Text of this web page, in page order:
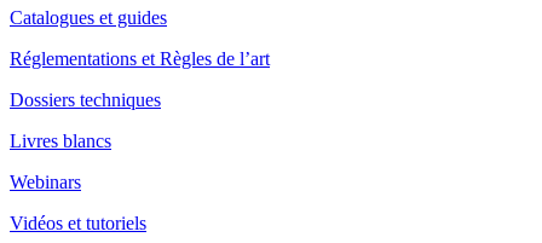
Catalogues et guides
Réglementations et Règles de l’art
Dossiers techniques
Livres blancs
Webinars
Vidéos et tutoriels